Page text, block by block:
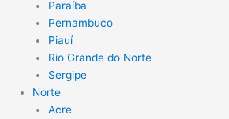
Paraíba
Pernambuco
Piauí
Rio Grande do Norte
Sergipe
Norte
Acre